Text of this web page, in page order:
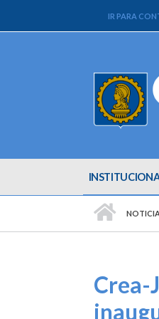
IR PARA
Crea-